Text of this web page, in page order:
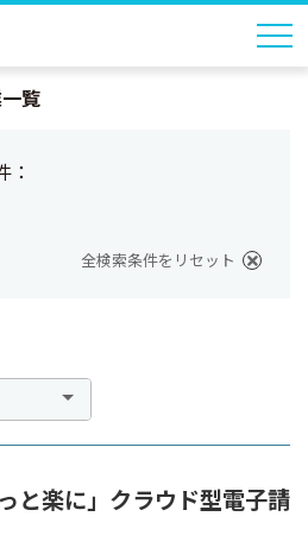
覧
：
全検索条件をリセット
と楽に」クラウド型電子請